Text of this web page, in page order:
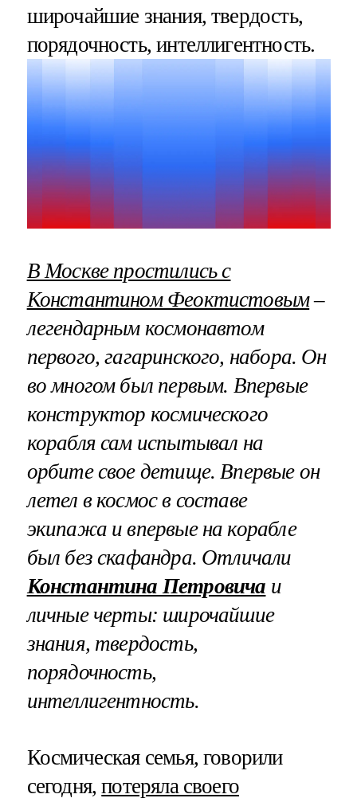
широчайшие знания, твердость,
порядочность, интеллигентность.
В Москве простились с
Константином Феоктистовым–
легендарным космонавтом
первого, гагаринского, набора. Он
во многом был первым. Впервые
конструктор космического
корабля сам испытывал на
орбите свое детище. Впервые он
летел в космос в составе
экипажа и впервые на корабле
был без скафандра. Отличали
Константина Петровича и
личные черты: широчайшие
знания, твердость,
порядочность,
интеллигентность.
Космическая семья, говорили
сегодня,потеряла своего